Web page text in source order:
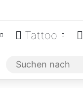
Tattoo